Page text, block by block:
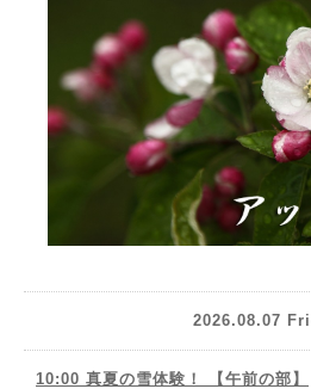
2026.08.07
10:00 真夏の雪体験！ 【午前の部】